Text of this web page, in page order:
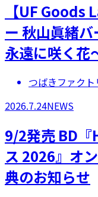
【UF Goods
ー 秋山眞緒
永遠に咲く花
つばきファクト
2026.7.24NEWS
9/2発売 BD
ス 2026』オ
典のお知らせ